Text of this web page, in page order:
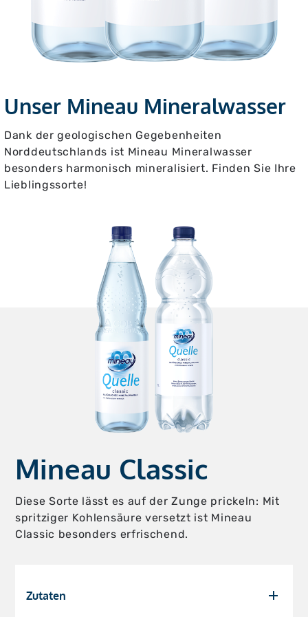
Unser Mineau Mineralwasser
Dank der geologischen Gegebenheiten
Norddeutschlands ist Mineau Mineralwasser
besonders harmonisch mineralisiert. Finden Sie Ihre
Lieblingssorte!
Mineau Classic
Diese Sorte lässt es auf der Zunge prickeln: Mit
spritziger Kohlensäure versetzt ist Mineau
Classic besonders erfrischend.
Zutaten